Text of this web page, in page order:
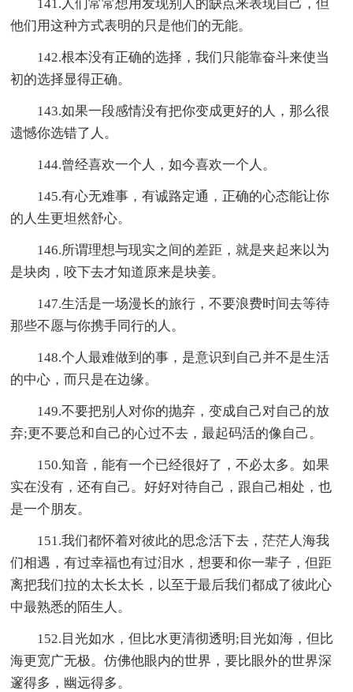
141.人们常常想用发现别人的缺点来表现自己，但
他们用这种方式表明的只是他们的无能。
142.根本没有正确的选择，我们只能靠奋斗来使当
初的选择显得正确。
143.如果一段感情没有把你变成更好的人，那么很
遗憾你选错了人。
144.曾经喜欢一个人，如今喜欢一个人。
145.有心无难事，有诚路定通，正确的心态能让你
的人生更坦然舒心。
146.所谓理想与现实之间的差距，就是夹起来以为
是块肉，咬下去才知道原来是块姜。
147.生活是一场漫长的旅行，不要浪费时间去等待
那些不愿与你携手同行的人。
148.个人最难做到的事，是意识到自己并不是生活
的中心，而只是在边缘。
149.不要把别人对你的抛弃，变成自己对自己的放
弃;更不要总和自己的心过不去，最起码活的像自己。
150.知音，能有一个已经很好了，不必太多。如果
实在没有，还有自己。好好对待自己，跟自己相处，也
是一个朋友。
151.我们都怀着对彼此的思念活下去，茫茫人海我
们相遇，有过幸福也有过泪水，想要和你一辈子，但距
离把我们拉的太长太长，以至于最后我们都成了彼此心
中最熟悉的陌生人。
152.目光如水，但比水更清彻透明;目光如海，但比
海更宽广无极。仿佛他眼内的世界，要比眼外的世界深
邃得多，幽远得多。